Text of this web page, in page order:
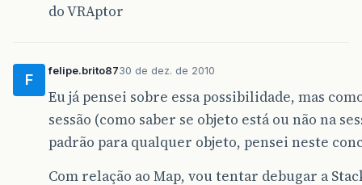
do VRAptor
F
felipe.brito8730 de dez. de 2010
Eu já pensei sobre essa possibilidade, mas
sessão (como saber se objeto está ou não na
padrão para qualquer objeto, pensei neste
Com relação ao Map, vou tentar debugar a